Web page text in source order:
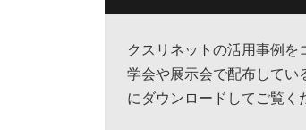
クスリネットの活用事例
学会や展示会で配布して
にダウンロードしてご覧く